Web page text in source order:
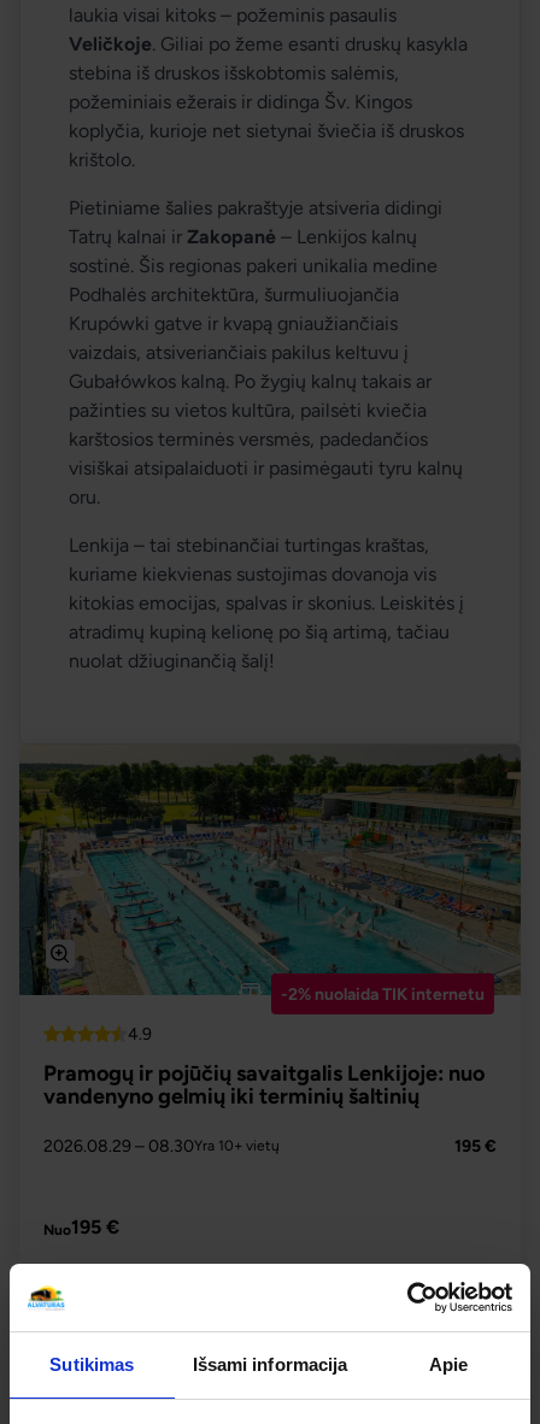
Sutikimas Išsami informacija Apie
Veličkoje. Giliai po žeme esanti druskų kasykla
stebina iš druskos išskobtomis salėmis,
požeminiais ežerais ir didinga Šv. Kingos
koplyčia, kurioje net sietynai šviečia iš druskos
krištolo.
Pietiniame šalies pakraštyje atsiveria didingi
Tatrų kalnai ir Zakopanė – Lenkijos kalnų
sostinė. Šis regionas pakeri unikalia medine
Podhalės architektūra, šurmuliuojančia
Krupówki gatve ir kvapą gniaužiančiais
vaizdais, atsiveriančiais pakilus keltuvu į
Gubałówkos kalną. Po žygių kalnų takais ar
pažinties su vietos kultūra, pailsėti kviečia
karštosios terminės versmės, padedančios
visiškai atsipalaiduoti ir pasimėgauti tyru kalnų
oru.
Lenkija – tai stebinančiai turtingas kraštas,
kuriame kiekvienas sustojimas dovanoja vis
kitokias emocijas, spalvas ir skonius. Leiskitės į
atradimų kupiną kelionę po šią artimą, tačiau
nuolat džiuginančią šalį!
-2% nuolaida TIK internetu
4.9
Pramogų ir pojūčių savaitgalis Lenkijoje: nuo
vandenyno gelmių iki terminių šaltinių
2026.08.29 – 08.30Yra 10+ vietų 195 €
Nuo195 €